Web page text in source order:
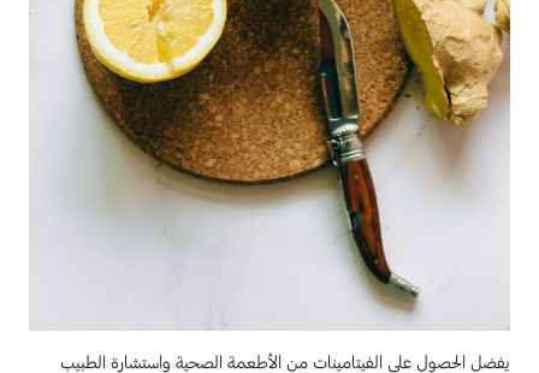
يفضل الحصول على الفيتامينات من الأطعمة الصحية واستشارة الطبيب